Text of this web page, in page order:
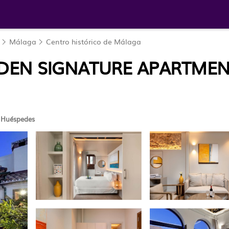
Málaga Centro histórico de Málaga
SIGNATURE